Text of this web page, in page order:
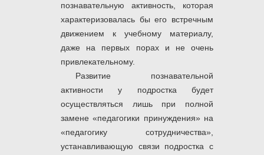
познавательную активность, которая
характеризовалась бы его встречным
движением к учебному материалу,
даже на первых порах и не очень
привлекательному.
Развитие познавательной
активности у подростка будет
осуществляться лишь при полной
замене «педагогики принуждения» на
«педагогику сотрудничества»,
устанавливающую связи подростка с